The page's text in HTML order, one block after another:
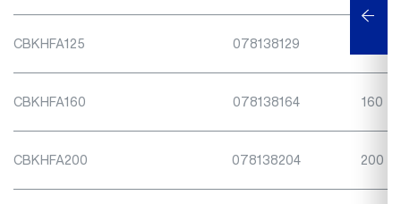
CBKHFA125 078138129
CBKHFA160 078138164 160
CBKHFA200 078138204 200